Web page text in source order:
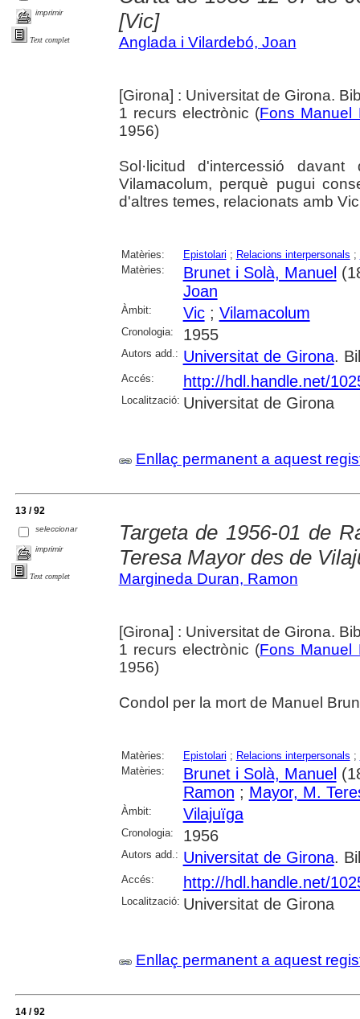
imprimir
Text complet
[Vic]
Anglada i Vilardebó, Joan
[Girona] : Universitat de Girona.
1 recurs electrònic (Fons Manuel
1956)
Sol·licitud d'intercessió
Vilamacolum, perquè pugui
d'altres temes, relacionats amb
Matèries: Epistolari ; Relacions interpersonals ;
Matèries:
Brunet i Solà, Manuel
Joan
Àmbit: Vic; Vilamacolum
Cronologia: 1955
Autors add.: Universitat de Girona.
Accés: http://hdl.handle.net/
Localització: Universitat de Girona
Enllaç permanent a aquest
13 / 92
seleccionar
imprimir
Text complet
Targeta de 1956-01 de
Teresa Mayor des de
Margineda Duran, Ramon
[Girona] : Universitat de Girona.
1 recurs electrònic (Fons Manuel
1956)
Condol per la mort de Manuel
Matèries: Epistolari ; Relacions interpersonals ;
Matèries:
Brunet i Solà, Manuel
Ramon ; Mayor, M.
Àmbit: Vilajuïga
Cronologia: 1956
Autors add.: Universitat de Girona.
Accés: http://hdl.handle.net/
Localització: Universitat de Girona
Enllaç permanent a aquest
14 / 92